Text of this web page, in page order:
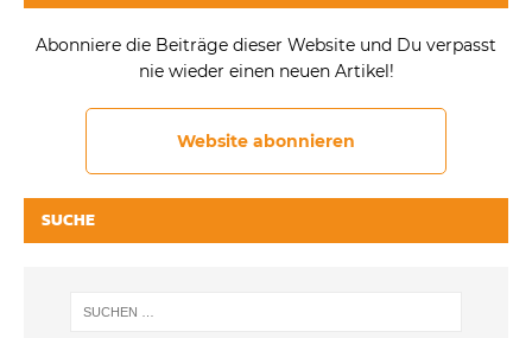
Abonniere die Beiträge dieser Website und Du verpasst
nie wieder einen neuen Artikel!
Website abonnieren
SUCHE